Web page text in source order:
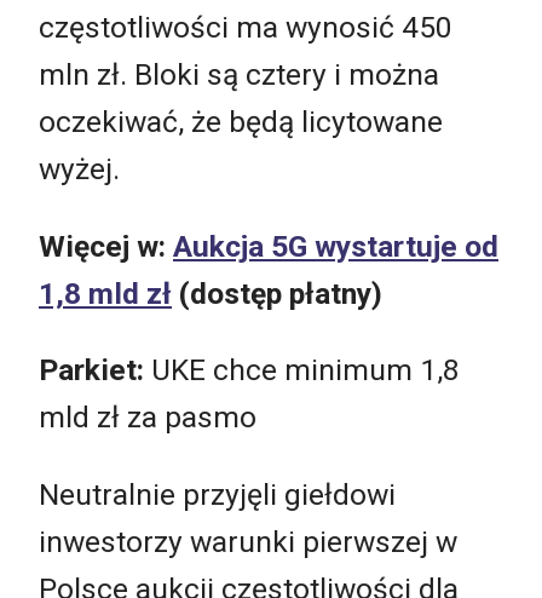
częstotliwości ma wynosić 450
mln zł. Bloki są cztery i można
oczekiwać, że będą licytowane
wyżej.
Więcej w: Aukcja 5G wystartuje od
1,8 mld zł (dostęp płatny)
Parkiet: UKE chce minimum 1,8
mld zł za pasmo
Neutralnie przyjęli giełdowi
inwestorzy warunki pierwszej w
Polsce aukcji częstotliwości dla